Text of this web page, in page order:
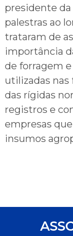
presidente
palestras ao
trataram de
importância
de forragem
utilizadas nas
das rígidas
registros e
empresas
insumos